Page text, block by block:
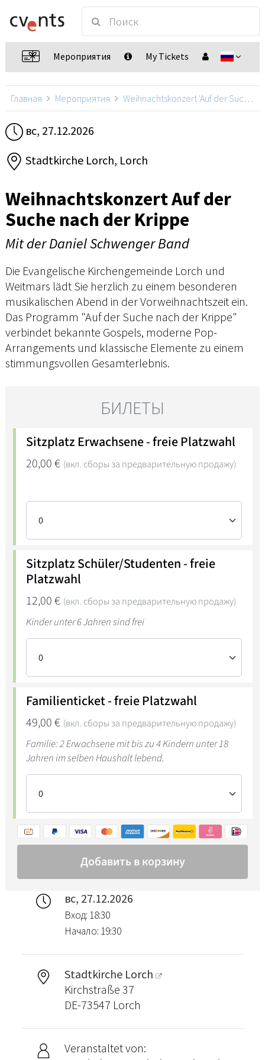
Мероприятия My Tickets
Главная Мероприятия Weihnachtskonzert 'Auf der Suche nach der Krippe'
вс, 27.12.2026
Stadtkirche Lorch, Lorch
Weihnachtskonzert Auf der
Suche nach der Krippe
Mit der Daniel Schwenger Band
Die Evangelische Kirchengemeinde Lorch und
Weitmars lädt Sie herzlich zu einem besonderen
musikalischen Abend in der Vorweihnachtszeit ein.
Das Programm "Auf der Suche nach der Krippe"
verbindet bekannte Gospels, moderne Pop-
Arrangements und klassische Elemente zu einem
stimmungsvollen Gesamterlebnis.
вс, 27.12.2026
Вход: 18:30
Начало: 19:30
Stadtkirche Lorch
Kirchstraße 37
DE-73547 Lorch
Veranstaltet von: